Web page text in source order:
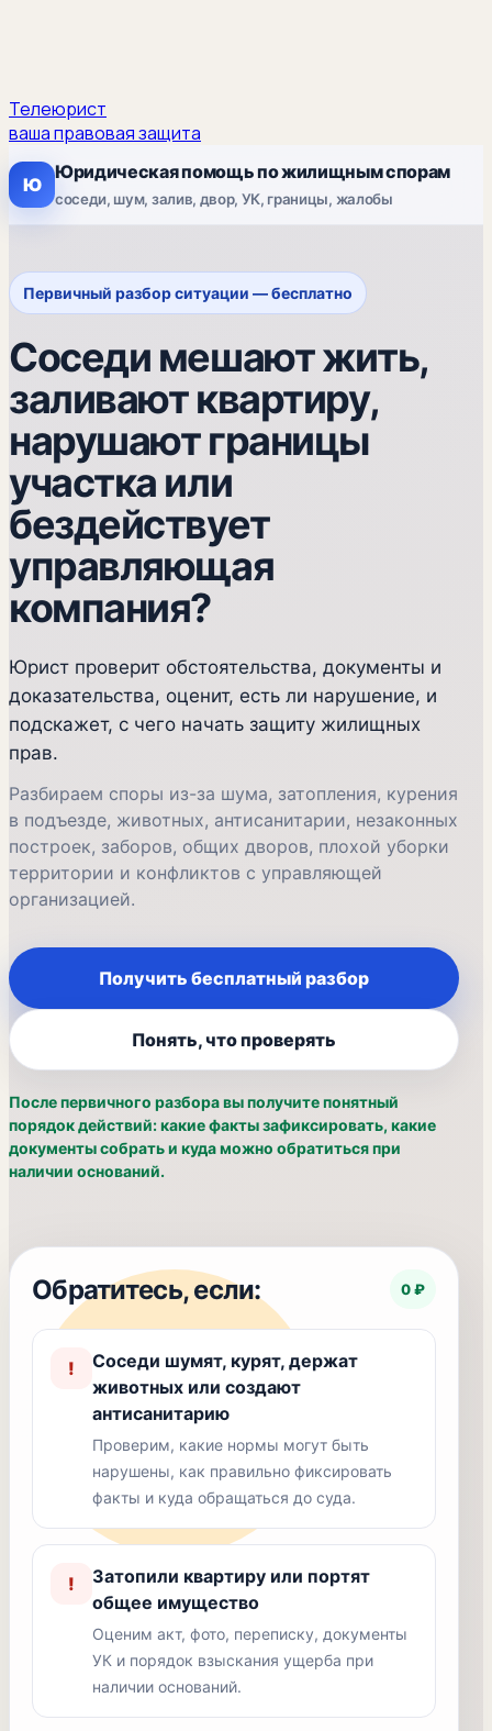
Телеюрист
ваша правовая защита
Ю
Юридическая помощь по жилищным спорам
соседи, шум, залив, двор, УК, границы, жалобы
Первичный разбор ситуации — бесплатно
Соседи мешают жить,
заливают квартиру,
нарушают границы
участка или
бездействует
управляющая
компания?
Юрист проверит обстоятельства, документы и
доказательства, оценит, есть ли нарушение, и
подскажет, с чего начать защиту жилищных
прав.
Разбираем споры из-за шума, затопления, курения
в подъезде, животных, антисанитарии, незаконных
построек, заборов, общих дворов, плохой уборки
территории и конфликтов с управляющей
организацией.
Получить бесплатный разбор
Понять, что проверять
После первичного разбора вы получите понятный
порядок действий: какие факты зафиксировать, какие
документы собрать и куда можно обратиться при
наличии оснований.
Обратитесь, если: 0 ₽
!
Соседи шумят, курят, держат
животных или создают
антисанитарию
Проверим, какие нормы могут быть
нарушены, как правильно фиксировать
факты и куда обращаться до суда.
!
Затопили квартиру или портят
общее имущество
Оценим акт, фото, переписку, документы
УК и порядок взыскания ущерба при
наличии оснований.